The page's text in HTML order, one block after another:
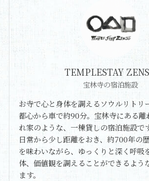
TEMPLESTAY
宝林寺の宿泊施設
お寺で心と身体を調えるソウルリトリ
都心から車で約90分。宝林寺にある離
れ家のような、一棟貸しの宿泊施設で
日常から少し距離をおき、約700年の
を味わいながら、ゆっくりと深く呼吸
体、価値観を調えることができるよう
ます。